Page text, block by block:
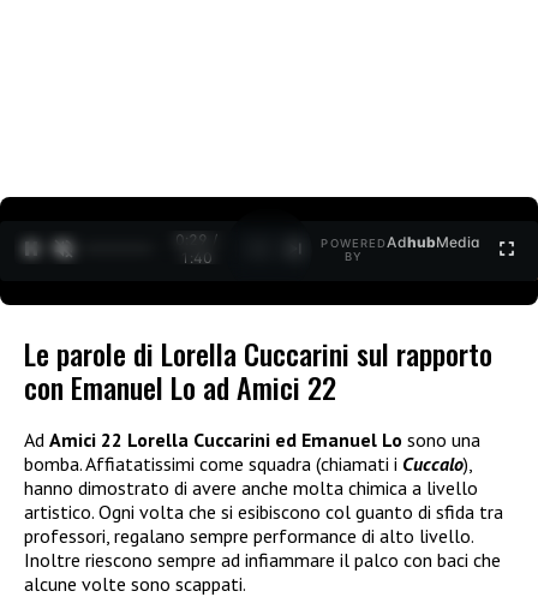
0:30 /
1:40
POWERED
BY
AdhubMedia
Le parole di Lorella Cuccarini sul rapporto
con Emanuel Lo ad Amici 22
Ad Amici 22 Lorella Cuccarini ed Emanuel Lo sono una
bomba. Affiatatissimi come squadra (chiamati i Cuccalo),
hanno dimostrato di avere anche molta chimica a livello
artistico. Ogni volta che si esibiscono col guanto di sfida tra
professori, regalano sempre performance di alto livello.
Inoltre riescono sempre ad infiammare il palco con baci che
alcune volte sono scappati.